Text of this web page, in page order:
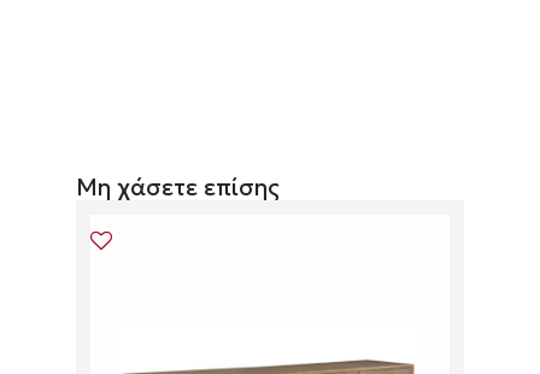
Μη χάσετε επίσης